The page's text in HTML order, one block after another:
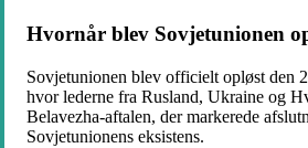
Hvornår blev Sovjetunionen
Sovjetunionen blev officielt opløst den
hvor lederne fra Rusland, Ukraine og
Belavezha-aftalen, der markerede
Sovjetunionens eksistens.